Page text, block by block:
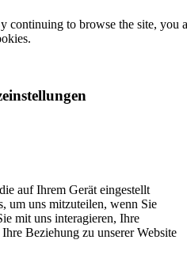
continuing to browse the site, you
auf Ihrem Gerät eingestellt
um uns mitzuteilen, wenn Sie
mit uns interagieren, Ihre
Beziehung zu unserer Website